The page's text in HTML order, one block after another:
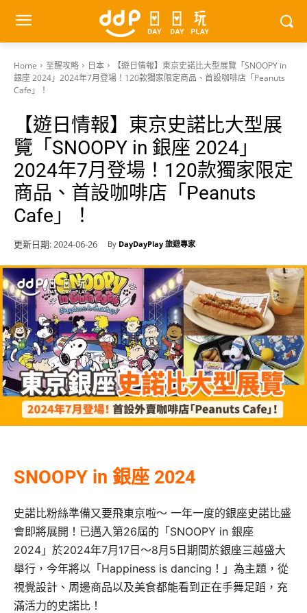
Home 至醒攻略 日本
【遊日情報】東京史諾比大型展覽「SNOOPY in
銀座 2024」2024年7月登場！120款獨家限定商品、首設咖啡店「Peanuts
Cafe」！
【遊日情報】東京史諾比大型展
覽「SNOOPY in 銀座 2024」
2024年7月登場！120款獨家限定
商品、首設咖啡店「Peanuts
Cafe」！
更新日期:2024-06-26 By DayDayPlay 旅遊專家
SNOOPY in 銀座 2024
史諾比粉絲準備又要飛東京啦～ 一年一度的銀座史諾比盛
會即將展開！已邁入第26屆的「SNOOPY in 銀座
2024」於2024年7月17日～8月5日期間於銀座三越盛大
舉行，今年將以「Happiness is dancing！」為主題，從
視覺設計、周邊商品以及美食都能看到正在手舞足蹈，充
滿活力的史諾比！